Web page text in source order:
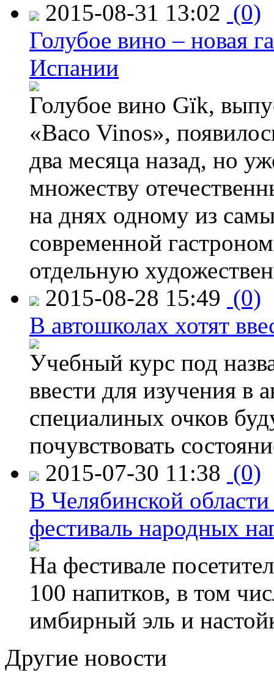
2015-08-31 13:02 (0)
Голубое вино – новая
Испании
Голубое вино Gïk,
«Baco Vinos»,
два месяца назад, но
множеству
на днях одному из
современной
отдельную
2015-08-28 15:49 (0)
В автошколах хотят
Учебный курс под
ввести для изучения
специалиных очков
почувствовать
2015-07-30 11:38 (0)
В Челябинской
фестиваль народных
На фестивале
100 напитков, в том
имбирный эль и
Другие новости